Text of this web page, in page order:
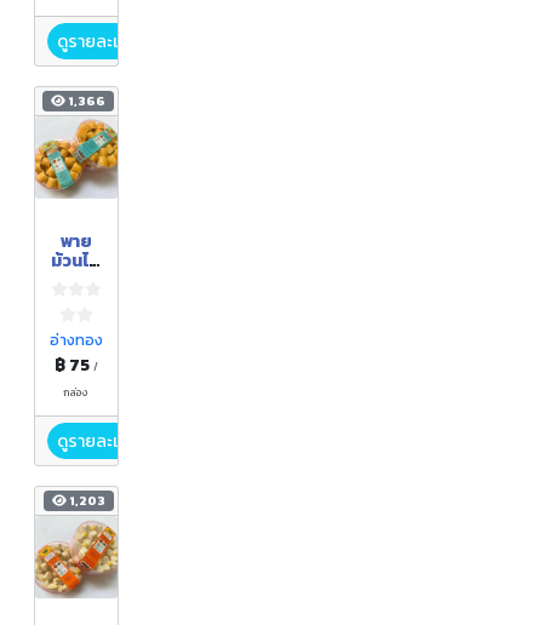
ดูรายละเอียด
1,366
พาย
ม้วนไส้
อ่างทอง
฿ 75 /
กล่อง
ดูรายละเอียด
1,203